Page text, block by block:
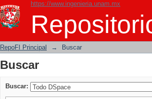
https://www.ingenieria.unam.mx
Buscar
RepoFI Principal → Buscar
Buscar
Buscar: